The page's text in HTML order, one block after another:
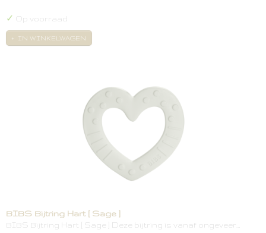
✓ Op voorraad
IN WINKELWAGEN
BIBS Bijtring Hart [ Sage ]
BIBS Bijtring Hart [ Sage ] Deze bijtring is vanaf ongeveer…